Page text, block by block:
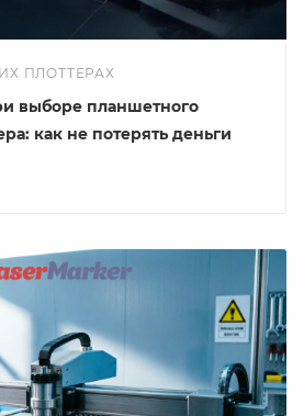
ПЛОТТЕРАХ
выборе планшетного
как не потерять деньги